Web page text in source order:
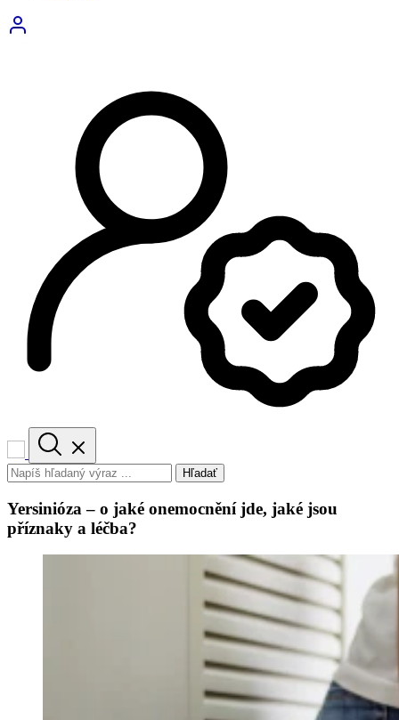
Hľadať
Yersinióza – o jaké onemocnění jde, jaké jsou
příznaky a léčba?